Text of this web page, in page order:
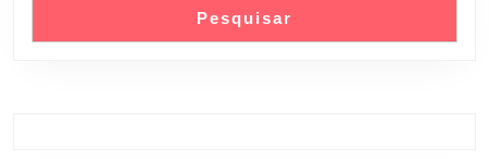
Pesquisar